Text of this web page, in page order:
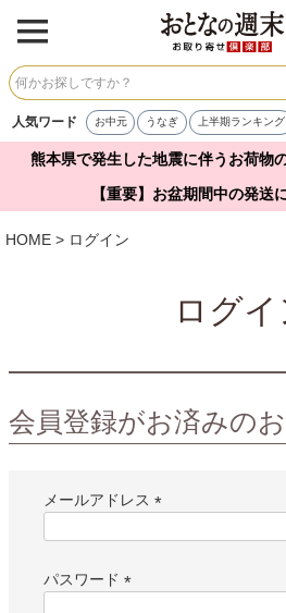
人気ワード お中元 うなぎ 上半期ランキング
熊本県で発生した地震に伴うお荷
【重要】お盆期間中の発
HOME ログイン
ログイ
会員登録がお済みの
メールアドレス
パスワード